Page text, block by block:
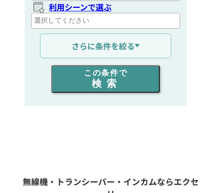
利用シーンで選ぶ
通信距離を選ぶ
出力を選ぶ
同時通話人数を選ぶ
さらに条件を絞る
この条件で
検索
無線機・トランシーバー・インカムならエクセ